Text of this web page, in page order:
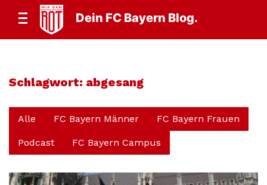
Dein FC Bayern Blog.
Schlagwort: abgesang
Alle FC Bayern Männer FC Bayern Frauen
Podcast FC Bayern Campus